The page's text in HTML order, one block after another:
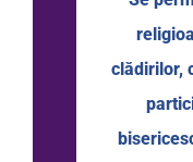
clădirilor,